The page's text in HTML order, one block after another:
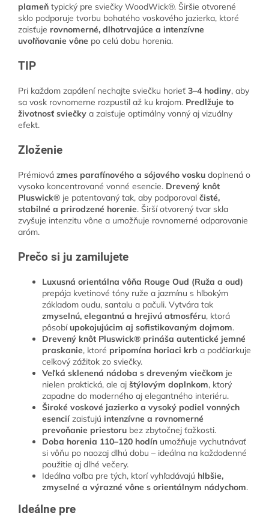
plameň typický pre sviečky WoodWick®. Širšie otvorené
sklo podporuje tvorbu bohatého voskového jazierka, ktoré
zaisťuje rovnomerné, dlhotrvajúce a intenzívne
uvoľňovanie vône po celú dobu horenia.
TIP
Pri každom zapálení nechajte sviečku horieť 3–4 hodiny, aby
sa vosk rovnomerne rozpustil až ku krajom. Predlžuje to
životnosť sviečky a zaisťuje optimálny vonný aj vizuálny
efekt.
Zloženie
Prémiová zmes parafínového a sójového vosku doplnená o
vysoko koncentrované vonné esencie. Drevený knôt
Pluswick® je patentovaný tak, aby podporoval čisté,
stabilné a prirodzené horenie. Širší otvorený tvar skla
zvyšuje intenzitu vône a umožňuje rovnomerné odparovanie
aróm.
Prečo si ju zamilujete
Luxusná orientálna vôňa Rouge Oud (Ruža a oud)
prepája kvetinové tóny ruže a jazmínu s hlbokým
základom oudu, santalu a pačuli. Vytvára tak
zmyselnú, elegantnú a hrejivú atmosféru, ktorá
pôsobíupokojujúcim aj sofistikovaným dojmom.
Drevený knôt Pluswick® prináša autentické jemné
praskanie, ktoré pripomína horiaci krb a podčiarkuje
celkový zážitok zo sviečky.
Veľká sklenená nádoba s dreveným viečkom je
nielen praktická, ale aj štýlovým doplnkom, ktorý
zapadne do moderného aj elegantného interiéru.
Široké voskové jazierko a vysoký podiel vonných
esencií zaisťujú intenzívne a rovnomerné
prevoňanie priestoru bez zbytočnej ťažkosti.
Doba horenia 110–120 hodín umožňuje vychutnávať
si vôňu po naozaj dlhú dobu – ideálna na každodenné
použitie aj dlhé večery.
Ideálna voľba pre tých, ktorí vyhľadávajú hlbšie,
zmyselné a výrazné vône s orientálnym nádychom.
Ideálne pre